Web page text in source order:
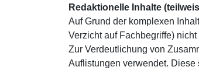
Redaktionelle Inhalte
Auf Grund der komplexen
Verzicht auf Fachbegriffe)
Zur Verdeutlichung von
Auflistungen verwendet. Diese